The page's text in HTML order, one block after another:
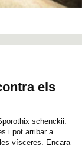
els
schenckii.
i pot arribar a
vísceres. Encara